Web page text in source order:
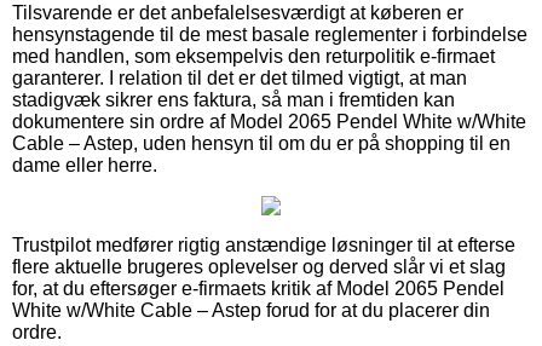
Tilsvarende er det anbefalelsesværdigt at køberen er
hensynstagende til de mest basale reglementer i forbindelse
med handlen, som eksempelvis den returpolitik e-firmaet
garanterer. I relation til det er det tilmed vigtigt, at man
stadigvæk sikrer ens faktura, så man i fremtiden kan
dokumentere sin ordre af Model 2065 Pendel White w/White
Cable – Astep, uden hensyn til om du er på shopping til en
dame eller herre.
Trustpilot medfører rigtig anstændige løsninger til at efterse
flere aktuelle brugeres oplevelser og derved slår vi et slag
for, at du eftersøger e-firmaets kritik af Model 2065 Pendel
White w/White Cable – Astep forud for at du placerer din
ordre.